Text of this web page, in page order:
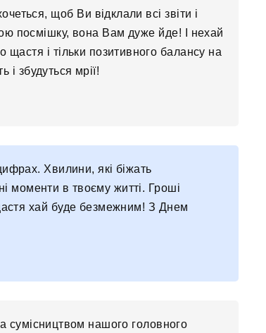
щоб Ви відклали всі звіти і
посмішку, вона Вам дуже йде! І нехай
і тільки позитивного балансу на
і збудуться мрії!
Хвилини, які біжать
моменти в твоєму житті. Гроші
хай буде безмежним! З Днем
сумісництвом нашого головного